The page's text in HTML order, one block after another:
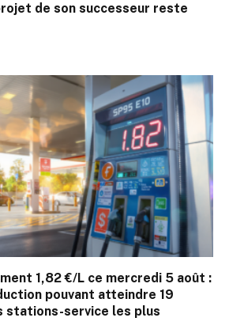
de son successeur reste
1,82 €/L ce mercredi 5 août :
pouvant atteindre 19
stations-service les plus